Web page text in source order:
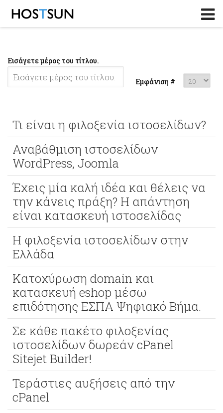
Εισάγετε μέρος του τίτλου.
Εμφάνιση #
Τι είναι η φιλοξενία ιστοσελίδων?
Αναβάθμιση ιστοσελίδων
WordPress, Joomla
Έχεις μία καλή ιδέα και θέλεις να
την κάνεις πράξη? Η απάντηση
είναι κατασκευή ιστοσελίδας
Η φιλοξενία ιστοσελίδων στην
Ελλάδα
Κατοχύρωση domain και
κατασκευή eshop μέσω
επιδότησης ΕΣΠΑ Ψηφιακό Βήμα.
Σε κάθε πακέτο φιλοξενίας
ιστοσελίδων δωρεάν cPanel
Sitejet Builder!
Τεράστιες αυξήσεις από την
cPanel
Log in
Password